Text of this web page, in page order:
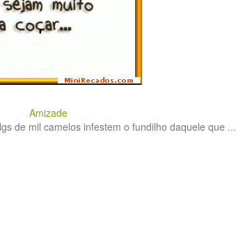
Amizade
de mil camelos infestem o fundilho daquele que ...